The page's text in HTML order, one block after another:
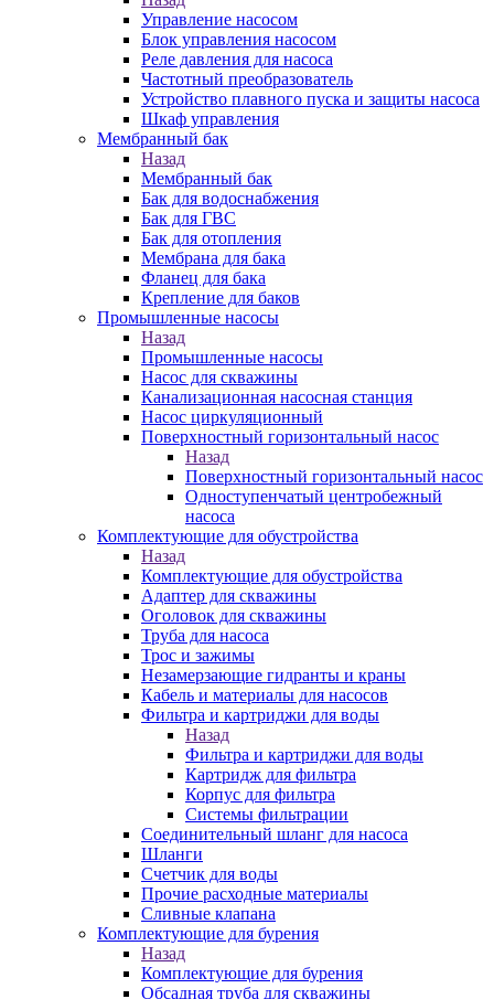
Управление насосом
Блок управления насосом
Реле давления для насоса
Частотный преобразователь
Устройство плавного пуска и защиты насоса
Шкаф управления
Мембранный бак
Назад
Мембранный бак
Бак для водоснабжения
Бак для ГВС
Бак для отопления
Мембрана для бака
Фланец для бака
Крепление для баков
Промышленные насосы
Назад
Промышленные насосы
Насос для скважины
Канализационная насосная станция
Насос циркуляционный
Поверхностный горизонтальный насос
Назад
Поверхностный горизонтальный насос
Одноступенчатый центробежный
насоса
Комплектующие для обустройства
Назад
Комплектующие для обустройства
Адаптер для скважины
Оголовок для скважины
Труба для насоса
Трос и зажимы
Незамерзающие гидранты и краны
Кабель и материалы для насосов
Фильтра и картриджи для воды
Назад
Фильтра и картриджи для воды
Картридж для фильтра
Корпус для фильтра
Системы фильтрации
Соединительный шланг для насоса
Шланги
Счетчик для воды
Прочие расходные материалы
Сливные клапана
Комплектующие для бурения
Назад
Комплектующие для бурения
Обсадная труба для скважины